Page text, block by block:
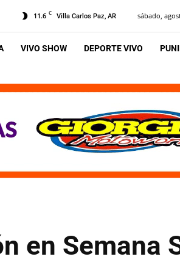
11.6 C Villa Carlos Paz, AR sábado,
VIVO SHOW DEPORTE VIVO
en Semana